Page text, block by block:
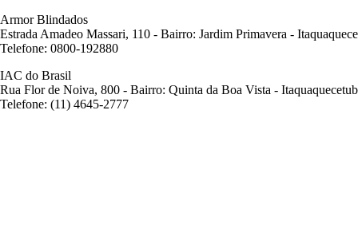
Armor Blindados
Estrada Amadeo Massari, 110 - Bairro: Jardim Primavera -
Telefone: 0800-192880
IAC do Brasil
Rua Flor de Noiva, 800 - Bairro: Quinta da Boa Vista -
Telefone: (11) 4645-2777